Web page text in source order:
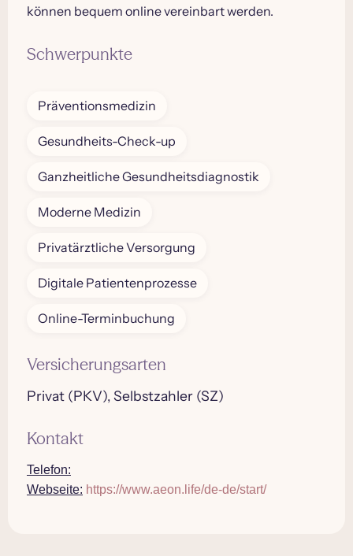
können bequem online vereinbart werden.
Schwerpunkte
Präventionsmedizin
Gesundheits-Check-up
Ganzheitliche Gesundheitsdiagnostik
Moderne Medizin
Privatärztliche Versorgung
Digitale Patientenprozesse
Online-Terminbuchung
Versicherungsarten
Privat (PKV), Selbstzahler (SZ)
Kontakt
Telefon:
Webseite: https://www.aeon.life/de-de/start/